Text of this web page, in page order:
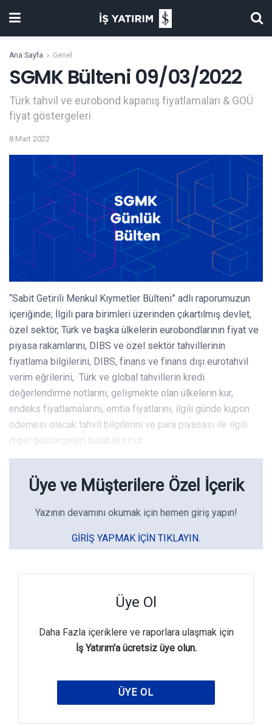
Ana Sayfa Genel
SGMK Bülteni 09/03/2022
Türk tahvil ve eurobond kapanış fiyatlamaları & GOÜ
fiyat göstergeleri
8 Mart 2022
“Sabit Getirili Menkul Kıymetler Bülteni” adlı raporumuzun
içeriğinde; İlgili para birimleri üzerinden çıkartılmış devlet,
özel sektör, Türk ve başka ülkelerin eurobondlarının fiyat ve
piyasa rakamlarını, DIBS ve özel sektör tahvillerinin
fiyatlama bilgilerini, DIBS, finans ve finans dışı eurotahvil
verim eğrilerini, Türk ve global tahvillerin kredi
değerlendirme notlarını, gelişmekte olan ülkelerin kur,
endeks fiyatlamalarını, emtia fiyatlarını, ilgili günde kupon
ödemesi olacak tahvil bilgilerini ve para piyasası ile ilgili
diğer göstergeleri bulabilirsiniz.
Üye ve Müşterilere Özel İçerik
Yazının devamını okumak için hemen giriş yapın!
GIRIŞ YAPMAK IÇIN TIKLAYIN.
Üye Ol
Daha Fazla içeriklere ve raporlara ulaşmak için
İş Yatırım'a ücretsiz üye olun.
ÜYE OL